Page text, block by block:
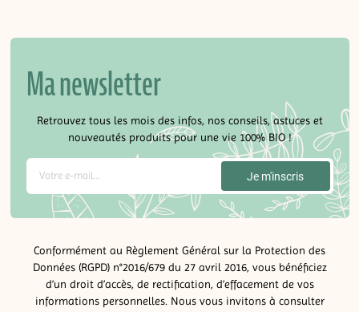
Ma newsletter
Retrouvez tous les mois des infos, nos conseils, astuces et
nouveautés produits pour une vie 100% BIO !
Conformément au Règlement Général sur la Protection des
Données (RGPD) n°2016/679 du 27 avril 2016, vous bénéficiez
d’un droit d’accès, de rectification, d’effacement de vos
informations personnelles. Nous vous invitons à consulter